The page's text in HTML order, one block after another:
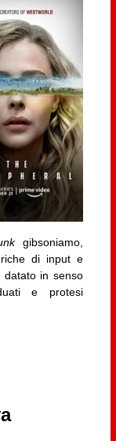
gibsoniamo,
di input e
datato in senso
e protesi